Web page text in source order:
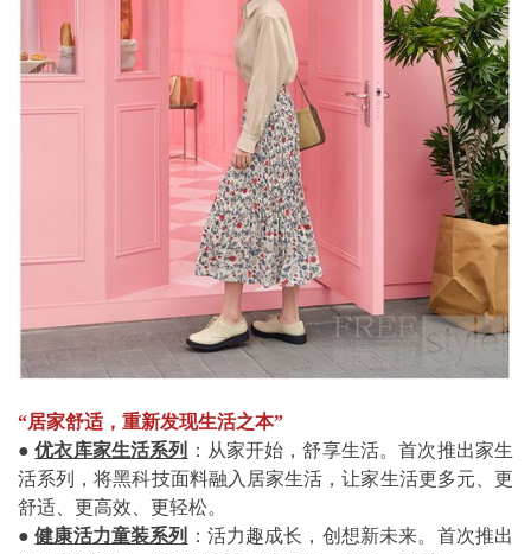
“居家舒适，重新发现生活之本”
●优衣库家生活系列
：从家开始，舒享生活。首次推出家生
活系列，将黑科技面料融入居家生活，让家生活更多元、更
舒适、更高效、更轻松。
●健康活力童装系列
：活力趣成长，创想新未来。首次推出